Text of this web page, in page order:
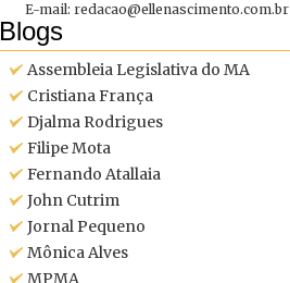
E-mail: redacao@ellenascimento.com.br
Blogs
Assembleia Legislativa do MA
Cristiana França
Djalma Rodrigues
Filipe Mota
Fernando Atallaia
John Cutrim
Jornal Pequeno
Mônica Alves
MPMA